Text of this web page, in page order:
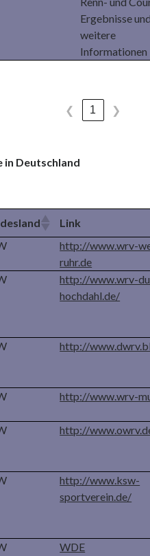
Ergebnisse
weitere
Informationen
❮ 1 ❯
in Deutschland
Link
http://www.wrv-
ruhr.de
http://www.wrv-
hochdahl.de/
http://
http://www.wrv-
http://
http://www.ksw-
sportverein.de/
WDE